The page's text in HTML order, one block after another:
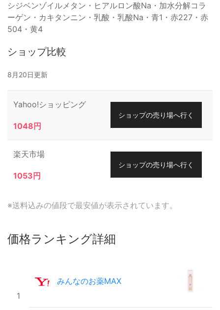
シジベンゾイルメタン・ヒアルロン酸Na・加水分解コラ
ーゲン・カキタンニン・乳酸・乳酸Na・青1・赤227・赤
504・黄4
ショップ比較
8月20日更新
Yahoo!ショッピング
1048円
ショップの売り場へ行く
楽天市場
1053円
ショップの売り場へ行く
※送料込みの値段で最安値が表示されています。
価格ランキング詳細
1
みんなのお薬MAX